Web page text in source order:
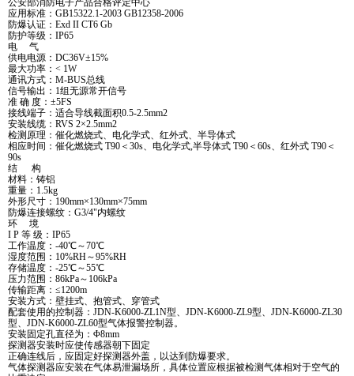
应用标准：GB15322.1-2003 GB12358-2006
防爆认证：Exd II CT6 Gb
防护等级：IP65
电 气
供电电源：DC36V±15%
最大功率：< 1W
通讯方式：M-BUS总线
信号输出：1组无源常开信号
准 确 度：±5FS
接线端子：适合导线截面积0.5-2.5mm2
安装线缆：RVS 2×2.5mm2
检测原理：催化燃烧式、电化学式、红外式、半导体式
相应时间：催化燃烧式 T90＜30s、电化学式,半导体式 T90＜60s、红外式 T90＜
90s
结 构
材料：铸铝
重量：1.5kg
外形尺寸：190mm×130mm×75mm
防爆连接螺纹：G3/4"内螺纹
环 境
I P 等 级：IP65
工作温度：-40℃～70℃
湿度范围：10%RH～95%RH
存储温度：-25℃～55℃
压力范围：86kPa～106kPa
传输距离：≤1200m
安装方式：壁挂式、抱管式、穿管式
配套使用的控制器：JDN-K6000-ZL1N型、JDN-K6000-ZL9型、JDN-K6000-ZL30
型、JDN-K6000-ZL60型气体报警控制器。
安装固定孔直径为：Φ8mm
探测器安装时应使传感器朝下固定
正确连线后，应固定好探测器外盖，以达到防爆要求。
气体探测器应安装在气体易泄漏场所，具体位置应根据被检测气体相对于空气的